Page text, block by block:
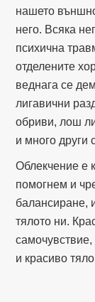
нашето
него. Всяка
психична
отделените
веднага се
лигавични
обриви, лош
и много други
Облекчение е
помогнем и
балансиране,
тялото ни.
и красиво